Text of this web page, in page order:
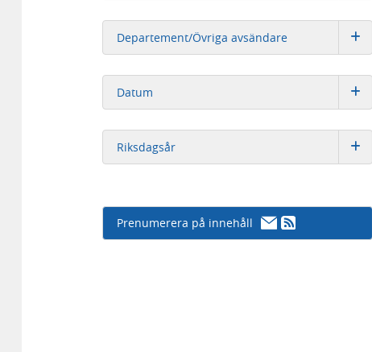
Departement/Övriga avsändare
Datum
Riksdagsår
Prenumerera på innehåll